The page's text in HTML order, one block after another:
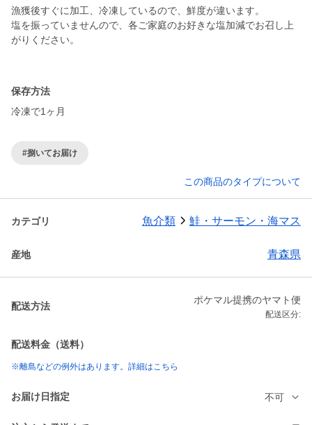
漁獲後すぐに加工、冷凍しているので、鮮度が違います。
塩を振っていませんので、各ご家庭のお好きな塩加減でお召し上
がりください。
保存方法
冷凍で1ヶ月
#捌いてお届け
この商品のタイプについて
カテゴリ 魚介類 鮭・サーモン・海マス
産地 青森県
配送方法
ポケマル提携のヤマト便
配送区分:
配送料金（送料）
※離島などの例外はあります。詳細はこちら
お届け日指定 不可